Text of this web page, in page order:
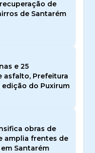
de
de Santarém
e 25
asfalto, Prefeitura
do Puxirum
obras de
amplia frentes de
Santarém